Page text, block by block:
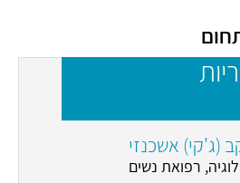
(ג'קי) אשכנזי
רפואת נשים